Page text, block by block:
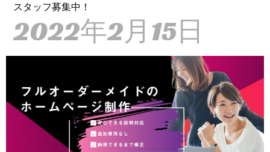
スタッフ募集中！
2022年2月15日